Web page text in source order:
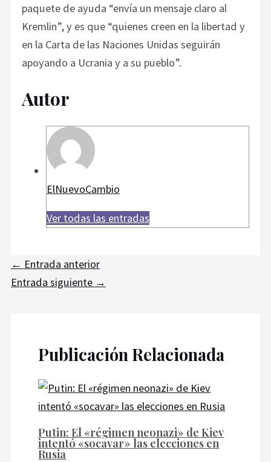
paquete de ayuda “envía un mensaje claro al
Kremlin”, y es que “quienes creen en la libertad y
en la Carta de las Naciones Unidas seguirán
apoyando a Ucrania y a su pueblo”.
Autor
ElNuevoCambio
Ver todas las entradas
← Entrada anterior
Entrada siguiente →
Publicación Relacionada
Putin: El «régimen neonazi» de Kiev
intentó «socavar» las elecciones en
Rusia